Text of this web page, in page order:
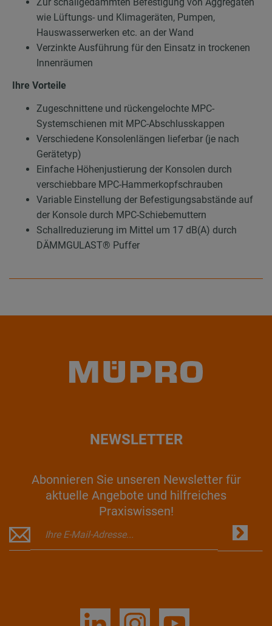
wie Lüftungs- und Klimageräten, Pumpen,
Hauswasserwerken etc. an der Wand
Verzinkte Ausführung für den Einsatz in trockenen
Innenräumen
Ihre Vorteile
Zugeschnittene und rückengelochte MPC-
Systemschienen mit MPC-Abschlusskappen
Verschiedene Konsolenlängen lieferbar (je nach
Gerätetyp)
Einfache Höhenjustierung der Konsolen durch
verschiebbare MPC-Hammerkopfschrauben
Variable Einstellung der Befestigungsabstände auf
der Konsole durch MPC-Schiebemuttern
Schallreduzierung im Mittel um 17 dB(A) durch
DÄMMGULAST® Puffer
NEWSLETTER
Abonnieren Sie unseren Newsletter für
aktuelle Angebote und hilfreiches
Praxiswissen!